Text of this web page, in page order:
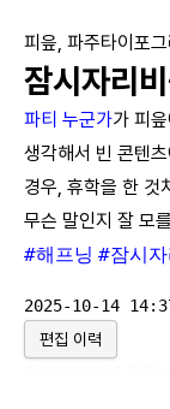
피읖, 파주타이포
잠시자리
파티 누군가가 피
생각해서 빈 콘텐츠
경우, 휴학을 한 것
무슨 말인지 잘 모
#해프닝 #잠시
2025-10-14
편집 이력